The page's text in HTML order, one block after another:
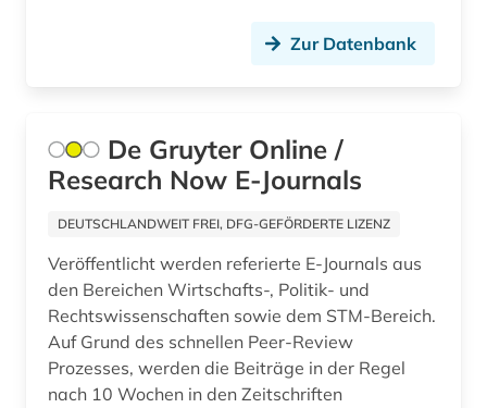
soziale bedingungen (1)
sozialgeschichte (1)
sozialwissenschaften (8)
Zur Datenbank
De Gruyter Online /
Research Now E-Journals
DEUTSCHLANDWEIT FREI, DFG-GEFÖRDERTE LIZENZ
Veröffentlicht werden referierte E-Journals aus
den Bereichen Wirtschafts-, Politik- und
Rechtswissenschaften sowie dem STM-Bereich.
Auf Grund des schnellen Peer-Review
Prozesses, werden die Beiträge in der Regel
nach 10 Wochen in den Zeitschriften